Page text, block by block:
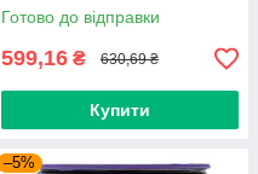
Готово до відправки
599,16 ₴ 630,69 ₴
Купити
–5%